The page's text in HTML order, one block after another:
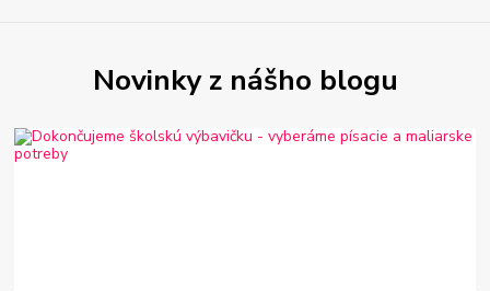
Novinky z nášho blogu